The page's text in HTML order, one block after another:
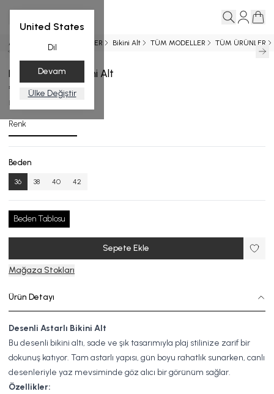
United States
Dil
Devam
Ülke Değiştir
Ana Sayfa YENİ GELENLER Bikini Alt TÜM MODELLER TÜM ÜRÜNLER
Desenli Astarlı Bikini Alt
₺ 3,499.00
BA.4552-24_R133_36
Renk
Beden
36 38 40 42
Beden Tablosu
Sepete Ekle
Mağaza Stokları
Ürün Detayı
Desenli Astarlı Bikini Alt
Bu desenli bikini altı, sade ve şık tasarımıyla plaj stilinize zarif bir
dokunuş katıyor. Tam astarlı yapısı, gün boyu rahatlık sunarken, canlı
desenleriyle yaz mevsiminde göz alıcı bir görünüm sağlar.
Özellikler: